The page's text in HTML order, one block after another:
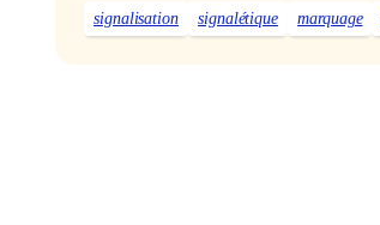
signalisation signalétique marquage